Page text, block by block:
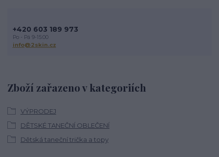
Zboží zařazeno v kategoriích
VÝPRODEJ
DĚTSKÉ TANEČNÍ OBLEČENÍ
Dětská taneční trička a topy
+420 603 189 973
Po - Pá 9-15:00
info@2skin.cz